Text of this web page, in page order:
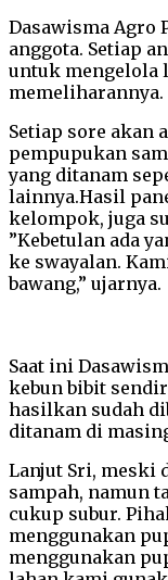
Dasawisma
anggota. Setiap
untuk mengelola
memeliharannya.
Setiap sore akan
pempupukan
yang ditanam
lainnya.Hasil
kelompok, juga
”Kebetulan ada
ke swayalan.
bawang,” ujarnya.
Saat ini
kebun bibit
hasilkan sudah
ditanam di
Lanjut Sri, meski
sampah, namun
cukup subur.
menggunakan
menggunakan